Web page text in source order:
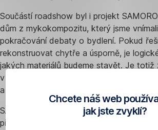
Součástí roadshow byl i projekt
dům z mykokompozitu, který jsme
pokračování debaty o bydlení. Pokud
rekonstruovat chytře a úsporně, je
jakých materiálů budeme stavět. Je totiž
v souladu s udržitelnými nároky, které
a dovoluje příroda.
SAMOROST s námi cestoval všemi městy
přednášek, do Prostějova, Českých
Chcete náš web
jak jste zvyklí?